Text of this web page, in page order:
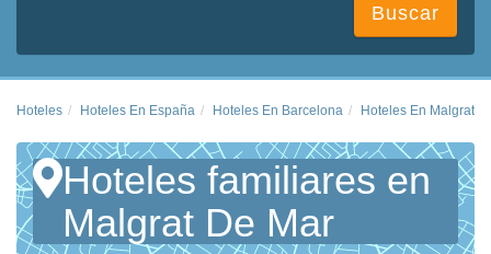
Buscar
Hoteles Hoteles En España Hoteles En Barcelona Hoteles En Malgrat
Hoteles familiares en
Malgrat De Mar